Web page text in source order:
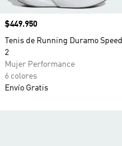
Precio
$449.950
Tenis de Running Duramo Speed
2
Mujer Performance
6 colores
Envío Gratis